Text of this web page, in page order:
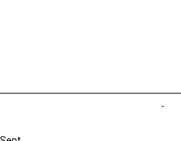
-